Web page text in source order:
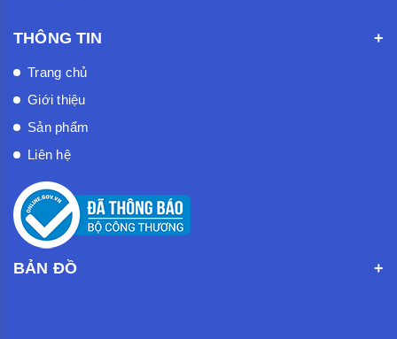
THÔNG TIN
Trang chủ
Giới thiệu
Sản phẩm
Liên hệ
BẢN ĐỒ